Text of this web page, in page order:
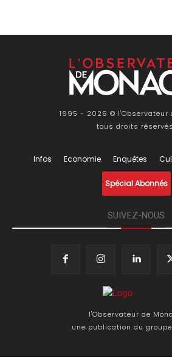
1995 - 2026 © l'Observateur
tous droits
Infos Economie Enquêtes
Spécial Abonnés
SUIVEZ-NOUS
l'Observateur de
une publication du groupe